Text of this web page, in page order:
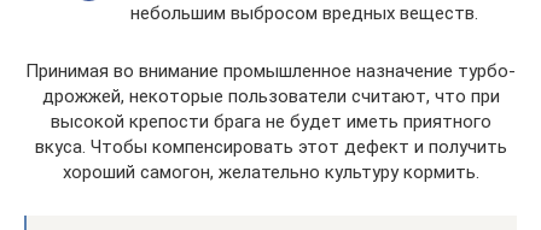
небольшим выбросом вредных веществ.
Принимая во внимание промышленное назначение турбо-
дрожжей, некоторые пользователи считают, что при
высокой крепости брага не будет иметь приятного
вкуса. Чтобы компенсировать этот дефект и получить
хороший самогон, желательно культуру кормить.